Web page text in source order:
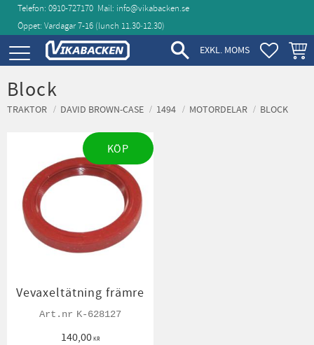
Meny
Telefon: 0910-727170 Mail: info@vikabacken.se
Öppet: Vardagar 7-16 (lunch 11.30‑12.30)
EXKL. MOMS
Block
TRAKTOR DAVID BROWN-CASE 1494 MOTORDELAR BLOCK
Vevaxeltätning främre
K-628127
140,00KR
KÖP